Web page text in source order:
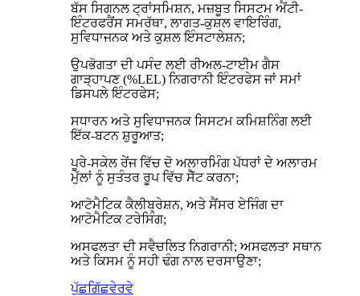
ਬੱਸ ਸਿਗਨਲ ਟ੍ਰਾਂਸਮਿਸ਼ਨ, ਮਜ਼ਬੂਤ ​​ਸਿਸਟਮ ਐਂਟੀ-
ਇੰਟਰਫਰੈਂਸ ਸਮਰੱਥਾ, ਲਾਗਤ-ਕੁਸ਼ਲ ਵਾਇਰਿੰਗ,
ਸੁਵਿਧਾਜਨਕ ਅਤੇ ਕੁਸ਼ਲ ਇੰਸਟਾਲੇਸ਼ਨ;
ਉਪਭੋਗਤਾ ਦੀ ਪਸੰਦ ਲਈ ਰੀਅਲ-ਟਾਈਮ ਗੈਸ
ਗਾੜ੍ਹਾਪਣ (%LEL) ਨਿਗਰਾਨੀ ਇੰਟਰਫੇਸ ਜਾਂ ਸਮਾਂ
ਡਿਸਪਲੇ ਇੰਟਰਫੇਸ;
ਸਧਾਰਨ ਅਤੇ ਸੁਵਿਧਾਜਨਕ ਸਿਸਟਮ ਕਮਿਸ਼ਨਿੰਗ ਲਈ
ਇੱਕ-ਬਟਨ ਸ਼ੁਰੂਆਤ;
ਪੂਰੇ-ਸਕੇਲ ਰੇਂਜ ਵਿੱਚ ਦੋ ਅਲਾਰਮਿੰਗ ਪੱਧਰਾਂ ਦੇ ਅਲਾਰਮ
ਮੁੱਲਾਂ ਨੂੰ ਸੁਤੰਤਰ ਰੂਪ ਵਿੱਚ ਸੈੱਟ ਕਰਨਾ;
ਆਟੋਮੈਟਿਕ ਕੈਲੀਬ੍ਰੇਸ਼ਨ, ਅਤੇ ਸੈਂਸਰ ਏਜਿੰਗ ਦਾ
ਆਟੋਮੈਟਿਕ ਟਰੇਸਿੰਗ;
ਅਸਫਲਤਾ ਦੀ ਸਵੈਚਲਿਤ ਨਿਗਰਾਨੀ; ਅਸਫਲਤਾ ਸਥਾਨ
ਅਤੇ ਕਿਸਮ ਨੂੰ ਸਹੀ ਢੰਗ ਨਾਲ ਦਰਸਾਉਣਾ;
ਪੁੱਛਗਿੱਛਵੇਰਵੇ